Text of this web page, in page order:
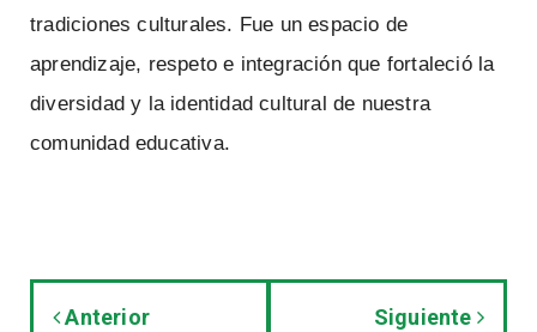
tradiciones culturales. Fue un espacio de
aprendizaje, respeto e integración que fortaleció la
diversidad y la identidad cultural de nuestra
comunidad educativa.
Anterior Siguiente